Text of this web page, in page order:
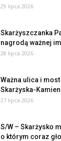
29 lipca 2026
Skarżyszczanka
nagrodą ważnej
28 lipca 2026
Ważna ulica i
Skarżyska-
27 lipca 2026
S/W – Skarżysko
o którym coraz